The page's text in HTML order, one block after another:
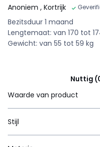
Anoniem , Kortrijk
Bezitsduur 1 maand
Lengtemaat: van 170 tot
Gewicht: van 55 tot 59 kg
Nuttig
Waarde van product
Stijl